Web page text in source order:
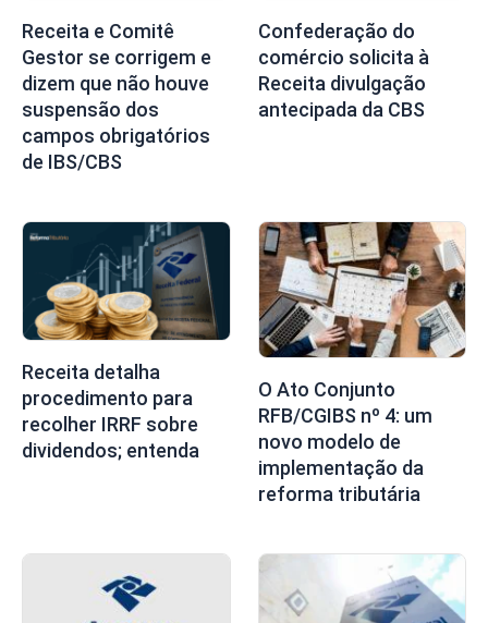
Receita e Comitê
Gestor se corrigem e
dizem que não houve
suspensão dos
campos obrigatórios
de IBS/CBS
Confederação do
comércio solicita à
Receita divulgação
antecipada da CBS
Receita detalha
procedimento para
recolher IRRF sobre
dividendos; entenda
O Ato Conjunto
RFB/CGIBS nº 4: um
novo modelo de
implementação da
reforma tributária